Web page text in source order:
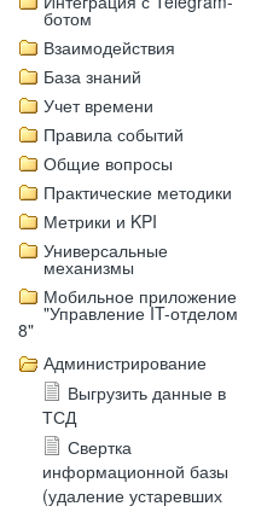
ботом
Взаимодействия
База знаний
Учет времени
Правила событий
Общие вопросы
Практические методики
Метрики и KPI
Универсальные
механизмы
Мобильное приложение
"Управление IT-отделом
8"
Администрирование
Выгрузить данные в
ТСД
Свертка
информационной базы
(удаление устаревших